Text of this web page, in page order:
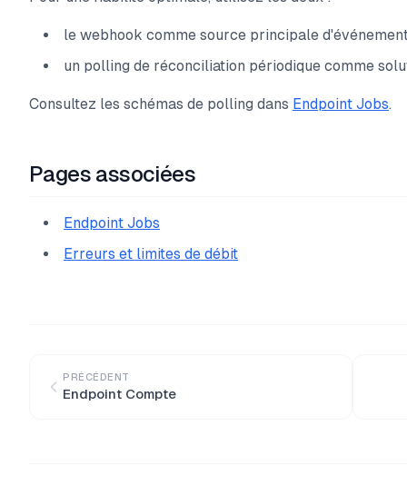
le webhook comme source principale
un polling de réconciliation périodique comme
Consultez les schémas de polling dans Endpoint Jobs.
Pages associées
Endpoint Jobs
Erreurs et limites de débit
PRÉCÉDENT
Endpoint Compte